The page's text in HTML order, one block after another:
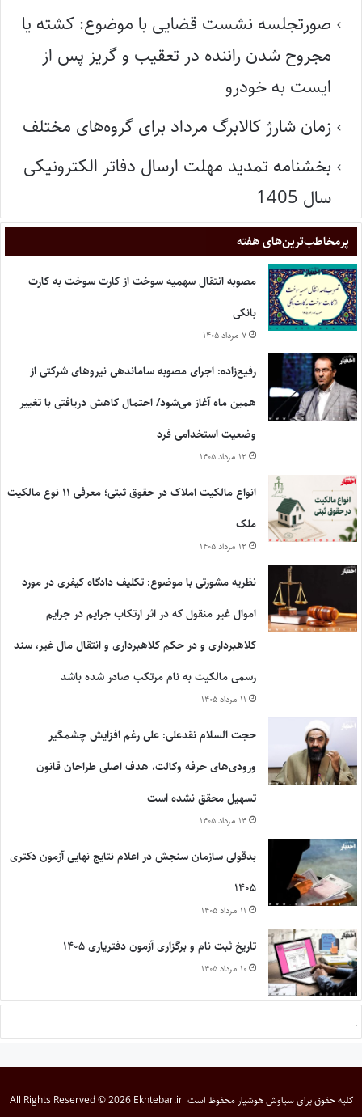
صورتجلسه نشست قضایی با موضوع: کشته یا
مجروح شدن راننده در تعقیب و گریز پس از
ایست به خودرو
زمان شارژ کالابرگ مرداد برای گروه‌های مختلف
بخشنامه تمدید مهلت ارسال دفاتر الکترونیکی
سال 1405
پر‌مخاطب‌ترین‌های هفته
مصوبه انتقال سهمیه سوخت از کارت سوخت به کارت
بانکی
۷ مرداد ۱۴۰۵
رفیع‌زاده: اجرای مصوبه ساماندهی نیروهای شرکتی از
همین ماه آغاز می‌شود/ احتمال کاهش دریافتی با تغییر
وضعیت استخدامی فرد
۱۲ مرداد ۱۴۰۵
انواع مالکیت املاک در حقوق ثبتی؛ معرفی ۱۱ نوع مالکیت
ملک
۱۲ مرداد ۱۴۰۵
نظریه مشورتی با موضوع: تکلیف دادگاه کیفری در مورد
اموال غیر منقول که در اثر ارتکاب جرایم در جرایم
کلاهبرداری و در حکم کلاهبرداری و انتقال مال غیر، سند
رسمی مالکیت به نام مرتکب صادر شده باشد
۱۱ مرداد ۱۴۰۵
حجت السلام نقدعلی: علی رغم افزایش چشمگیر
ورودی‌های حرفه وکالت، هدف اصلی طراحان قانون
تسهیل محقق نشده است
۱۴ مرداد ۱۴۰۵
بدقولی سازمان سنجش در اعلام نتایج نهایی آزمون دکتری
۱۴۰۵
۱۱ مرداد ۱۴۰۵
تاریخ ثبت نام و برگزاری آزمون دفتریاری ۱۴۰۵
۱۰ مرداد ۱۴۰۵
کلیه حقوق برایسیاوش هوشیار محفوظ است All Rights Reserved © 2026 Ekhtebar.ir